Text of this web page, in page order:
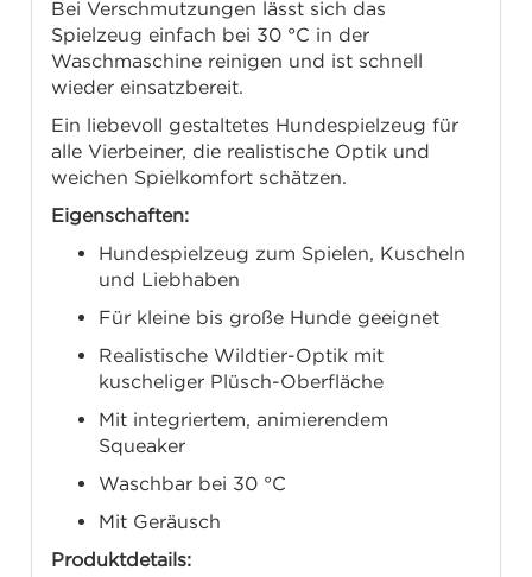
Bei Verschmutzungen lässt sich das
Spielzeug einfach bei 30 °C in der
Waschmaschine reinigen und ist schnell
wieder einsatzbereit.
Ein liebevoll gestaltetes Hundespielzeug für
alle Vierbeiner, die realistische Optik und
weichen Spielkomfort schätzen.
Eigenschaften:
Hundespielzeug zum Spielen, Kuscheln
und Liebhaben
Für kleine bis große Hunde geeignet
Realistische Wildtier-Optik mit
kuscheliger Plüsch-Oberfläche
Mit integriertem, animierendem
Squeaker
Waschbar bei 30 °C
Mit Geräusch
Produktdetails: